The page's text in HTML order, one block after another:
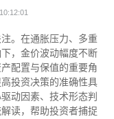
。在通胀压力、多重
，金价波动幅度不断
配置与保值的重要角
投资决策的准确性具
动因素、技术形态判
读，帮助投资者捕捉